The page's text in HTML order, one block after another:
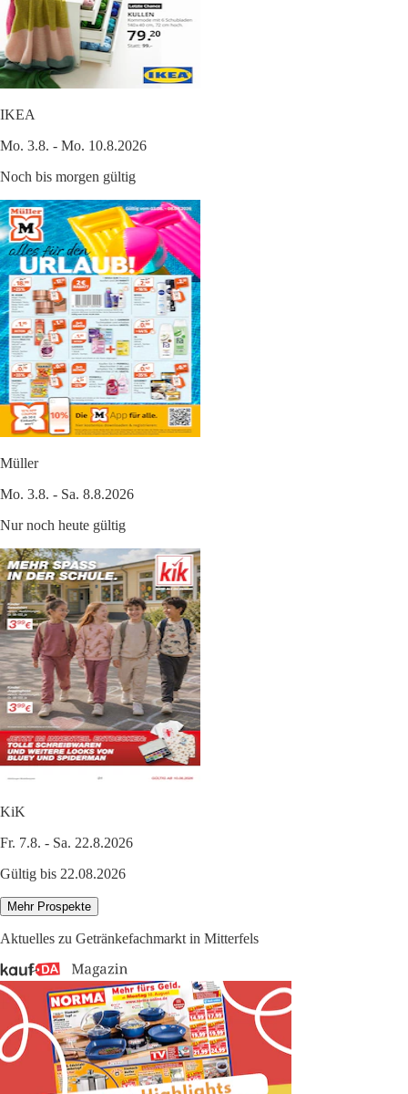
IKEA
Mo. 3.8. - Mo. 10.8.2026
Noch bis morgen gültig
Müller
Mo. 3.8. - Sa. 8.8.2026
Nur noch heute gültig
KiK
Fr. 7.8. - Sa. 22.8.2026
Gültig bis 22.08.2026
Mehr Prospekte
Aktuelles zu Getränkefachmarkt in Mitterfels